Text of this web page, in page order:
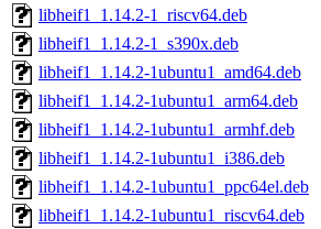
libheif1_1.14.2-1_riscv64.deb
libheif1_1.14.2-1_s390x.deb
libheif1_1.14.2-1ubuntu1_amd64.deb
libheif1_1.14.2-1ubuntu1_arm64.deb
libheif1_1.14.2-1ubuntu1_armhf.deb
libheif1_1.14.2-1ubuntu1_i386.deb
libheif1_1.14.2-1ubuntu1_ppc64el.deb
libheif1_1.14.2-1ubuntu1_riscv64.deb